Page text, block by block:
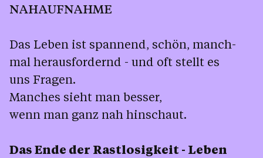
NAHAUFNAHME
Das Leben ist spannend, schön, manch-
mal herausfordernd - und oft stellt es
uns Fragen.
Manches sieht man besser,
wenn man ganz nah hinschaut.
Das Ende der Rastlosigkeit - Leben